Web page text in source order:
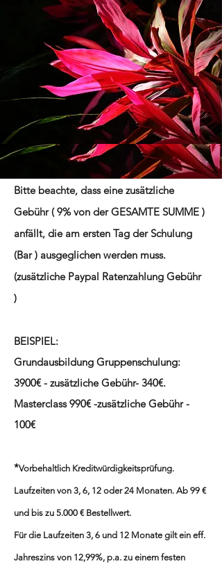
Bitte beachte, dass eine zusätzliche
Gebühr ( 9% von der GESAMTE SUMME )
anfällt, die am ersten Tag der Schulung
(Bar ) ausgeglichen werden muss.
(zusätzliche Paypal Ratenzahlung Gebühr
)
BEISPIEL:
Grundausbildung Gruppenschulung:
3900€ - zusätzlicheGebühr- 340€.
Masterclass 990€ -zusätzliche Gebühr-
100€
*Vorbehaltlich Kreditwürdigkeitsprüfung.
Laufzeiten von 3, 6, 12 oder 24 Monaten. Ab 99 €
und bis zu 5.000 € Bestellwert.
Für die Laufzeiten 3, 6 und 12 Monate gilt ein eff.
Jahreszins von 12,99%, p.a. zu einem festen